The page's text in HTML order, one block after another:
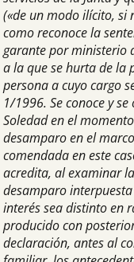
(«de un modo ilícito, si
como reconoce la
garante por ministerio
a la que se hurta de la
persona a cuyo cargo
1/1996. Se conoce y
Soledad en el
desamparo en el
comendada en este
acredita, al examinar
desamparo
interés sea distinto en
producido con
declaración, antes al